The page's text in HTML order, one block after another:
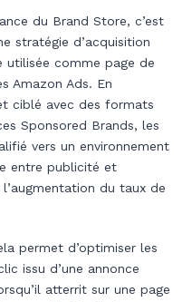
du Brand Store, c’est
stratégie d’acquisition
utilisée comme page de
Amazon Ads. En
ciblé avec des formats
Sponsored Brands, les
vers un environnement
entre publicité et
du taux de
permet d’optimiser les
issu d’une annonce
atterrit sur une page